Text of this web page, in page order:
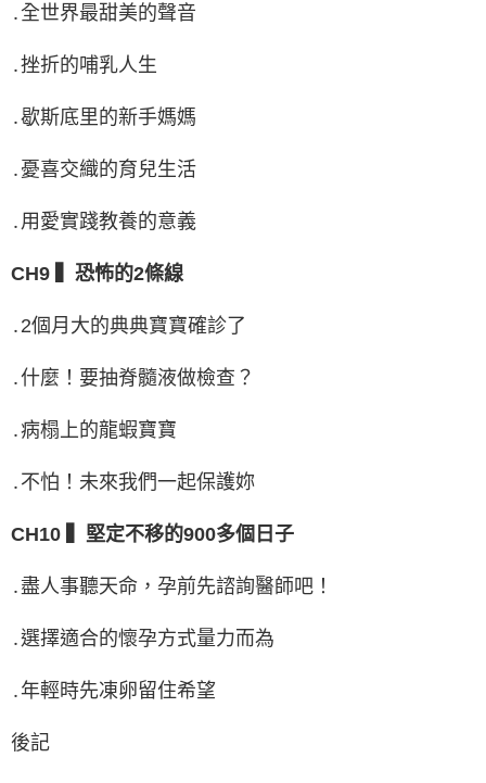
․全世界最甜美的聲音
․挫折的哺乳人生
․歇斯底里的新手媽媽
․憂喜交織的育兒生活
․用愛實踐教養的意義
CH9 ▍恐怖的2條線
․2個月大的典典寶寶確診了
․什麼！要抽脊髓液做檢查？
․病榻上的龍蝦寶寶
․不怕！未來我們一起保護妳
CH10 ▍堅定不移的900多個日子
․盡人事聽天命，孕前先諮詢醫師吧！
․選擇適合的懷孕方式量力而為
․年輕時先凍卵留住希望
後記